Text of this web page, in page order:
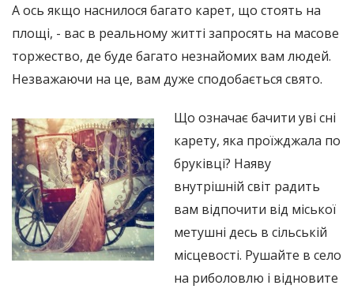
А ось якщо наснилося багато карет, що стоять на
площі, - вас в реальному житті запросять на масове
торжество, де буде багато незнайомих вам людей.
Незважаючи на це, вам дуже сподобається свято.
Що означає бачити уві сні
карету, яка проїжджала по
бруківці? Наяву
внутрішній світ радить
вам відпочити від міської
метушні десь в сільській
місцевості. Рушайте в село
на риболовлю і відновите